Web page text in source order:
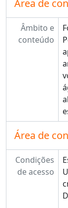
Área de
Âmbito e
conteúdo
Área de
Condições
de acesso